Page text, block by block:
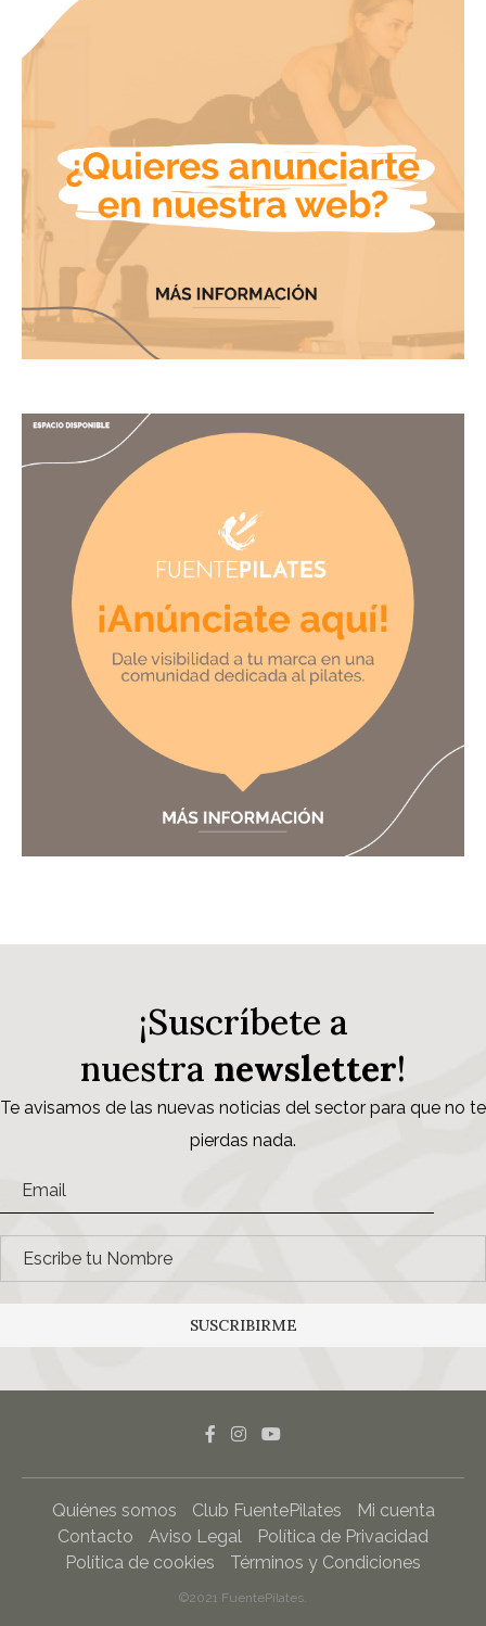
¡Suscríbete a
nuestra newsletter!
Te avisamos de las nuevas noticias del sector para que no te
pierdas nada.
SUSCRIBIRME
Quiénes somos Club FuentePilates
Mi cuenta
Contacto
Aviso Legal
Política de Privacidad
Política de cookies
Términos y Condiciones
©2021 FuentePilates.